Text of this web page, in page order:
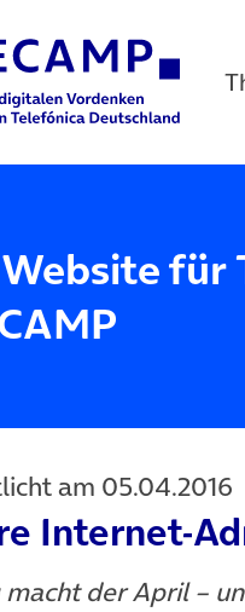
für
am 05.04.2016
Internet-
macht der April –